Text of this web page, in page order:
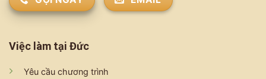
Việc làm tại Đức
Yêu cầu chương trình